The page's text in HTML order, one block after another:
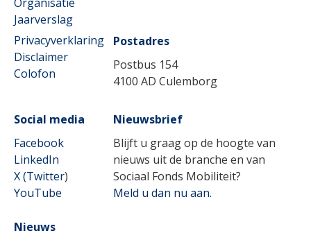
Jaarverslag
Privacyverklaring
Disclaimer
Colofon
Postadres
Postbus 154
4100 AD Culemborg
Social media
Facebook
LinkedIn
X (Twitter)
YouTube
Nieuws
Nieuwsbrief
Blijft u graag op de hoogte van
nieuws uit de branche en van
Sociaal Fonds Mobiliteit?
Meld u dan nu aan.